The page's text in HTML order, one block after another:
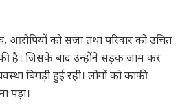
आरोपियों को सजा तथा परिवार को उचित
है। जिसके बाद उन्होंने सड़क जाम कर
बिगड़ी हुई रही। लोगों को काफी
पड़ा।